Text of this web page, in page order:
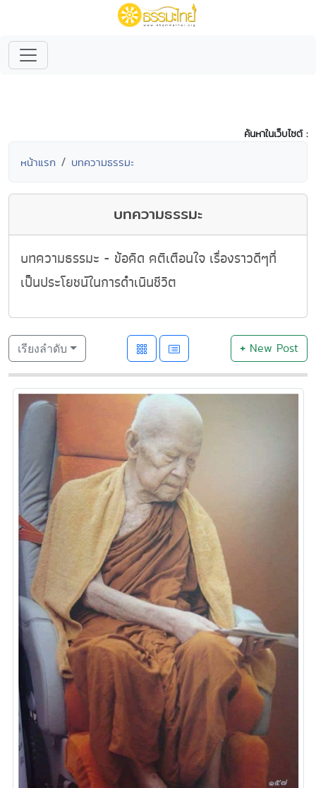
ค้นหาในเว็บไซต์ :
หน้าแรก บทความธรรมะ
บทความธรรมะ
บทความธรรมะ - ข้อคิด คติเตือนใจ เรื่องราวดีๆที่
เป็นประโยชน์ในการดำเนินชีวิต
เรียงลำดับ +New Post